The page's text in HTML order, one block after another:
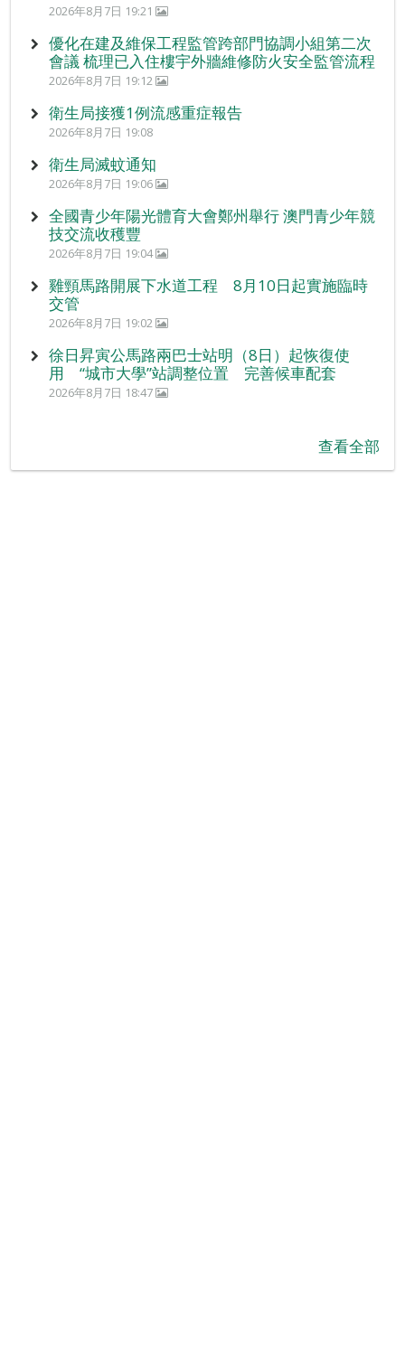
2026年8月7日 19:21
優化在建及維保工程監管跨部門協調小組第二次
會議 梳理已入住樓宇外牆維修防火安全監管流程
2026年8月7日 19:12
衛生局接獲1例流感重症報告
2026年8月7日 19:08
衛生局滅蚊通知
2026年8月7日 19:06
全國青少年陽光體育大會鄭州舉行 澳門青少年競
技交流收穫豐
2026年8月7日 19:04
雞頸馬路開展下水道工程 8月10日起實施臨時
交管
2026年8月7日 19:02
徐日昇寅公馬路兩巴士站明（8日）起恢復使
用 “城市大學”站調整位置 完善候車配套
2026年8月7日 18:47
查看全部